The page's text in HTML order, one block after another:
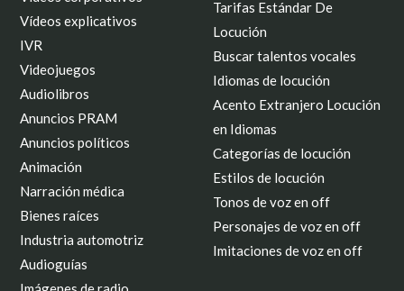
Vídeos explicativos
IVR
Videojuegos
Audiolibros
Anuncios PRAM
Anuncios políticos
Animación
Narración médica
Bienes raíces
Industria automotriz
Audioguías
Tarifas Estándar De
Locución
Buscar talentos vocales
Idiomas de locución
Acento Extranjero Locución
en Idiomas
Categorías de locución
Estilos de locución
Tonos de voz en off
Personajes de voz en off
Imitaciones de voz en off